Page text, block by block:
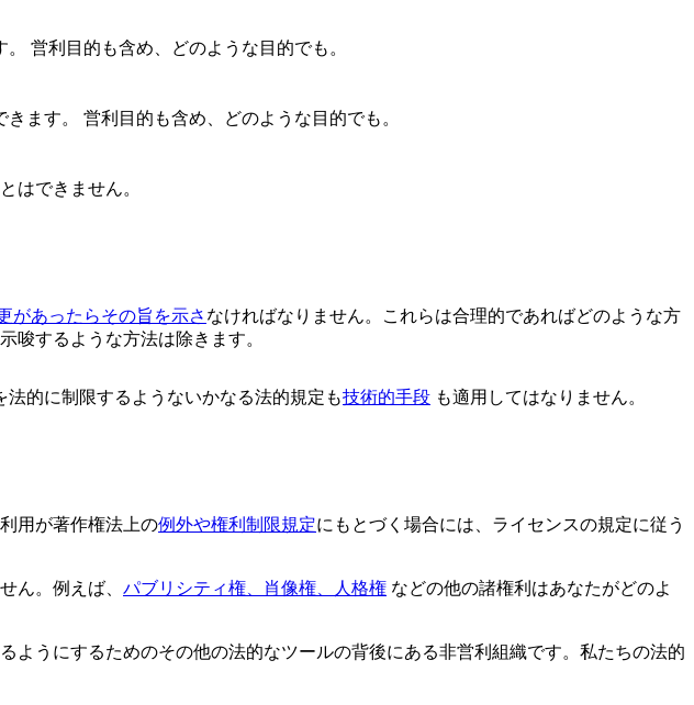
営利目的も含め、どのような目的でも。
ます。 営利目的も含め、どのような目的でも。
はできません。
があったらその旨を示さ なければなりません。これらは合理的であればどのような方
唆するような方法は除きます。
的に制限するようないかなる法的規定も技術的手段 も適用してはなりません。
用が著作権法上の例外や権利制限規定にもとづく場合には、ライセンスの規定に従う
ん。例えば、 パブリシティ権、肖像権、人格権 などの他の諸権利はあなたがどのよ
うにするためのその他の法的なツールの背後にある非営利組織です。私たちの法的